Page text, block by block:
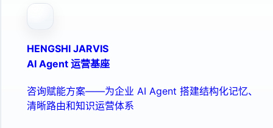
HENGSHI JARVIS
AI Agent 运营基座
咨询赋能方案——为企业 AI Agent 搭建结构化记忆、
清晰路由和知识运营体系